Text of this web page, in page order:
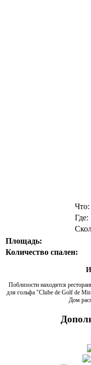
Что:
Где:
Площадь:
Количество спален:
Поблизости находятся
для гольфа "Clube de Golf de
Дом